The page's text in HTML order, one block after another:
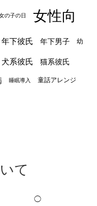
の子の日
女性向
年下彼氏 年下男子 幼
犬系彼氏 猫系彼氏
睡眠導入 童話アレンジ
て
◯